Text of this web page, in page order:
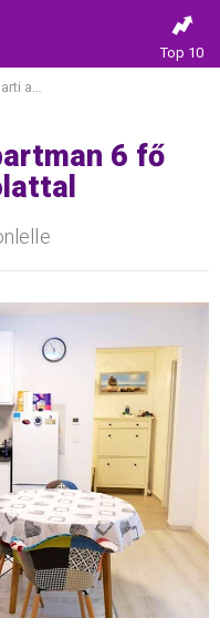
Top 10
6 fő